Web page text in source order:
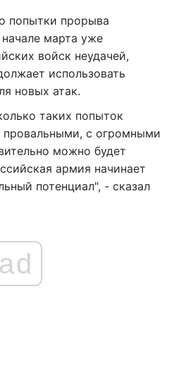
попытки прорыва
марта уже
войск неудачей,
использовать
новых атак.
таких попыток
провальными, с огромными
можно будет
армия начинает
потенциал", - сказал
ad